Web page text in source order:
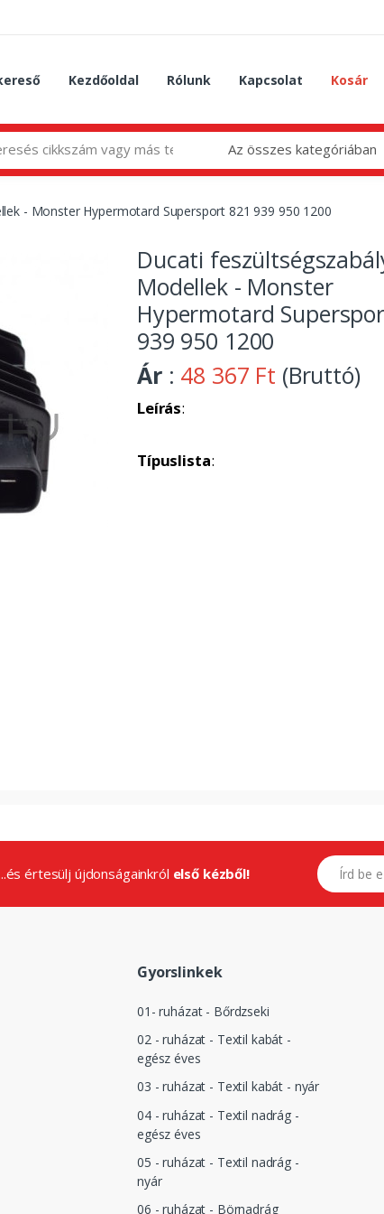
Kezdőoldal Rólunk Kapcsolat Kosár
Az összes kategóriában
- Monster Hypermotard Supersport 821 939 950 1200
Ducati
Modellek - Monster
Hypermotard
939 950 1200
Ár : 48 367 Ft (Bruttó)
Leírás:
Típuslista:
értesülj újdonságainkról első kézből!
E-mail címed
Gyorslinkek
01- ruházat - Bőrdzseki
02 - ruházat - Textil kabát -
egész éves
03 - ruházat - Textil kabát - nyár
04 - ruházat - Textil nadrág -
egész éves
05 - ruházat - Textil nadrág -
nyár
06 - ruházat - Börnadrág